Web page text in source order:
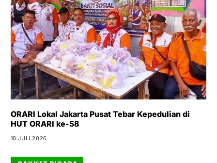
ORARI Lokal Jakarta Pusat Tebar Kepedulian di
HUT ORARI ke-58
10 JULI 2026